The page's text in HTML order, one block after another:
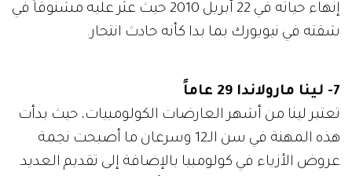
إنهاء حياته في 22 أبريل 2010 حيث عثر عليه مشنوقاً في
شقته في نيويورك بما بدا كأنه حادث انتحار.
7- لينا مارولاندا 29 عاماً
تعتبر لينا من أشهر العارضات الكولومبيات، حيث بدأت
هذه المهنة في سن الـ12 وسرعان ما أصبحت نجمة
عروض الأزياء في كولومبيا بالإضافة إلى تقديم العديد